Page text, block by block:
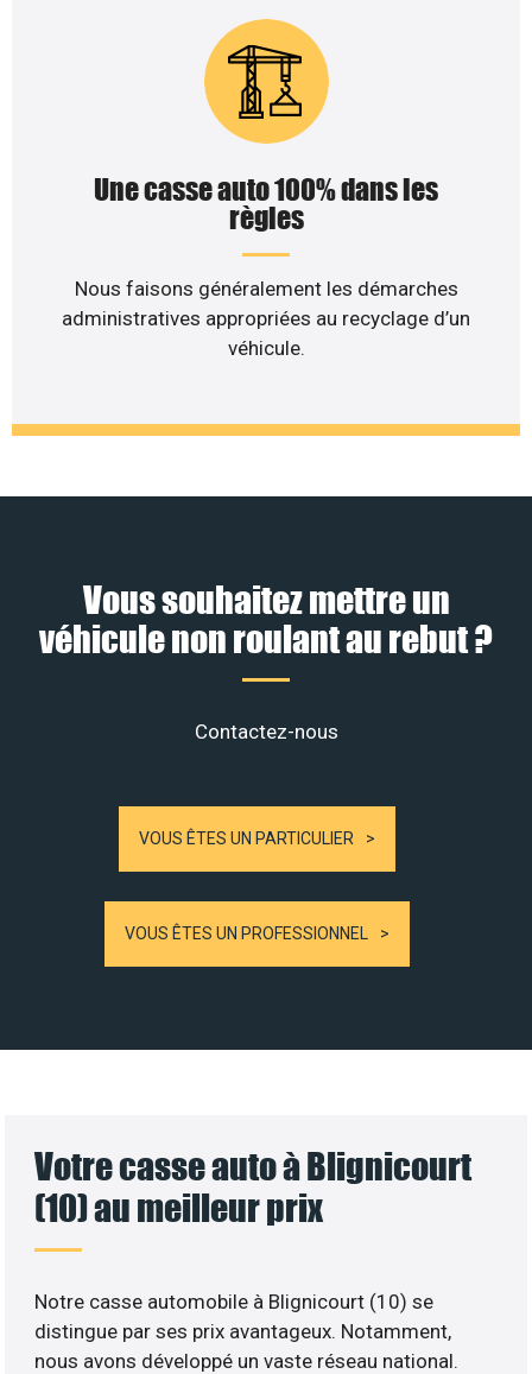
Une casse auto 100% dans les
règles
Nous faisons généralement les démarches
administratives appropriées au recyclage d’un
véhicule.
Vous souhaitez mettre un
véhicule non roulant au rebut ?
Contactez-nous
VOUS ÊTES UN PARTICULIER
VOUS ÊTES UN PROFESSIONNEL
Votre casse auto à Blignicourt
(10) au meilleur prix
Notre casse automobile à Blignicourt (10) se
distingue par ses prix avantageux. Notamment,
nous avons développé un vaste réseau national.